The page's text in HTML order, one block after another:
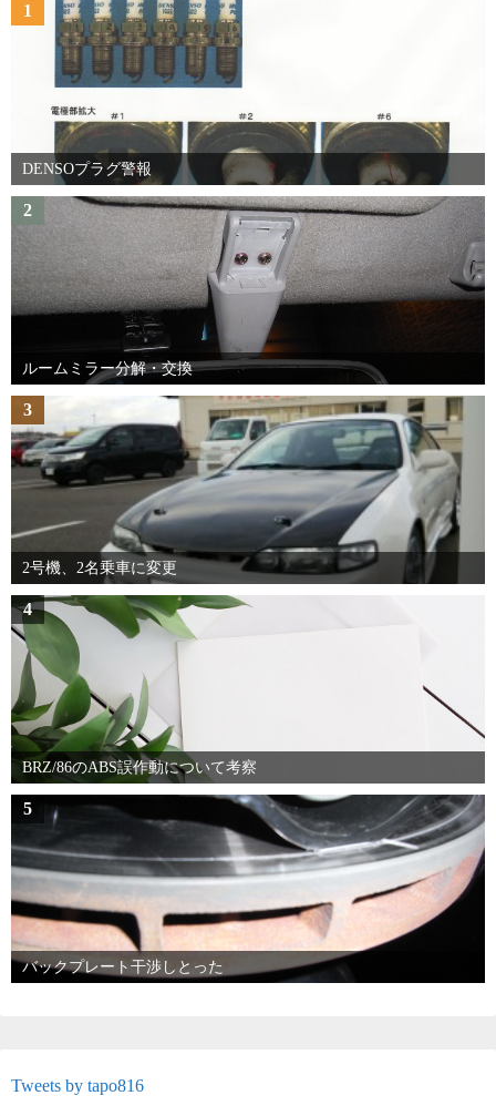
1
DENSOプラグ警報
2
ルームミラー分解・交換
3
2号機、2名乗車に変更
4
BRZ/86のABS誤作動について考察
5
バックプレート干渉しとった
Tweets by tapo816